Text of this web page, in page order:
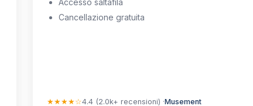
Accesso saltafila
Cancellazione gratuita
★★★★☆4.4 (2.0k+ recensioni) ·Musement